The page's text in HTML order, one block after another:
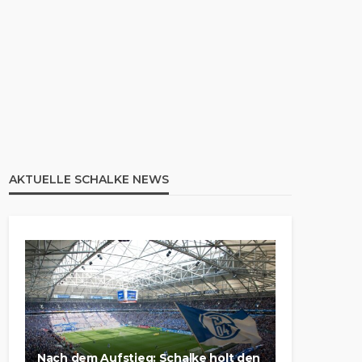
AKTUELLE SCHALKE NEWS
Nach dem Aufstieg: Schalke holt den